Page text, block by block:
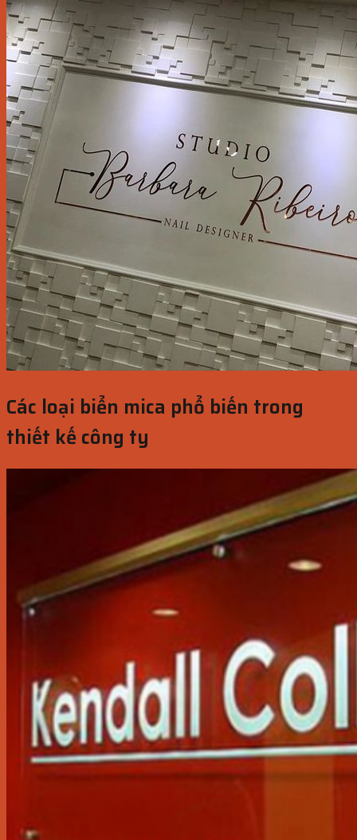
Các loại biển mica phổ biến trong
thiết kế công ty